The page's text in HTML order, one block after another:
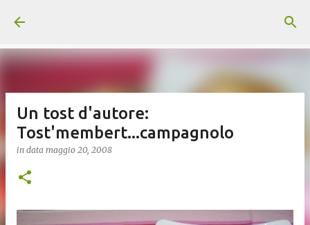
Un tost d'autore:
Tost'membert...campagnolo
in data maggio 20, 2008